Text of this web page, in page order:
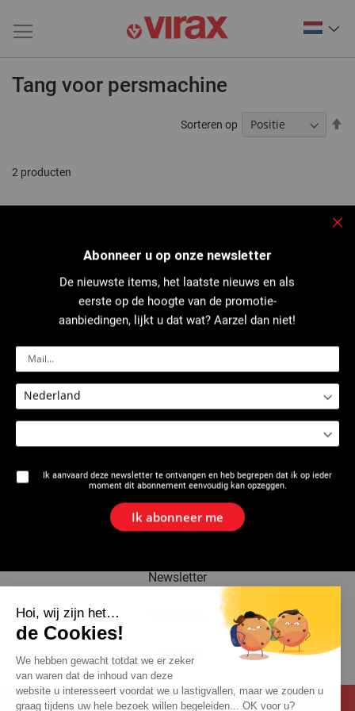
Tang voor persmachine
2 producten
Sorteren op
2531: Moedertang 32 kN voor
Inzetstukken voor P25+
2530 - 2531 : Perstang voor
modellen P10 / P22+ / P25+ /
Het merk
Newsletter
Contact
Abonneer u op onze newsletter
De nieuwste items, het laatste nieuws en als
eerste op de hoogte van de promotie-
aanbiedingen, lijkt u dat wat? Aarzel dan niet!
Ik aanvaard deze newsletter te ontvangen en heb begrepen dat ik op ieder
moment dit abonnement eenvoudig kan opzeggen.
Ik abonneer me
Hoi, wij zijn het…
de Cookies!
We hebben gewacht totdat we er zeker
van waren dat de inhoud van deze
website u interesseert voordat we u lastigvallen, maar we zouden u
graag tijdens uw hele bezoek willen begeleiden... OK voor u?